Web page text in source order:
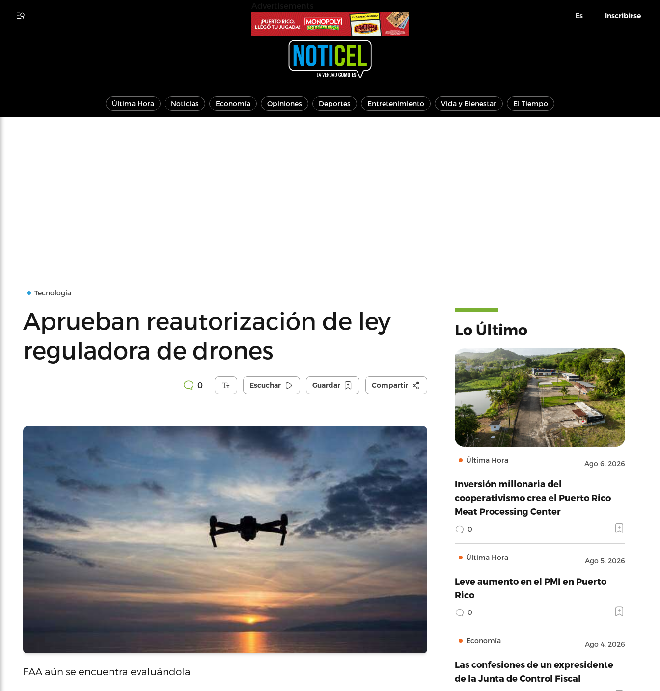
Es Inscribirse
Última Hora Noticias Economía Opiniones Deportes Entretenimiento Vida y Bienestar El Tiempo
Tecnología
Aprueban reautorización de ley
reguladora de drones
0 Escuchar Guardar Compartir
FAA aún se encuentra evaluándola
Lo Último
Última Hora Ago 6, 2026
Inversión millonaria del
cooperativismo crea el Puerto Rico
Meat Processing Center
0
Última Hora Ago 5, 2026
Leve aumento en el PMI en Puerto
Rico
0
Economía Ago 4, 2026
Las confesiones de un expresidente
de la Junta de Control Fiscal